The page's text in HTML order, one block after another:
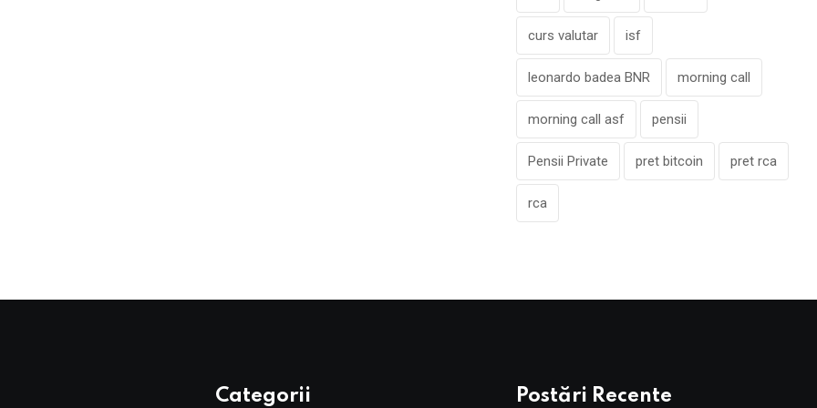
curs valutar isf
leonardo badea BNR morning call
morning call asf pensii
Pensii Private pret bitcoin pret rca
rca
Categorii Postări Recente